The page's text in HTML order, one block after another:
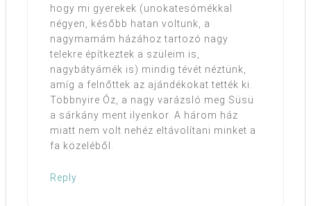
hogy mi gyerekek (unokatesómékkal
négyen, később hatan voltunk, a
nagymamám házához tartozó nagy
telekre építkeztek a szüleim is,
nagybátyámék is) mindig tévét néztünk,
amíg a felnőttek az ajándékokat tették ki.
Többnyire Óz, a nagy varázsló meg Süsü
a sárkány ment ilyenkor. A három ház
miatt nem volt nehéz eltávolítani minket a
fa közeléből.
Reply